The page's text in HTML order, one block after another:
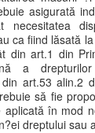
asigurată
necesitatea
ca fiind lăsată
din art.1 din
a
art.53 alin.2
să fie
în mod
dreptului sau